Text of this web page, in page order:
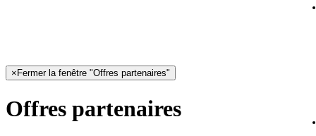
× Fermer la fenêtre "Offres partenaires"
Offres partenaires